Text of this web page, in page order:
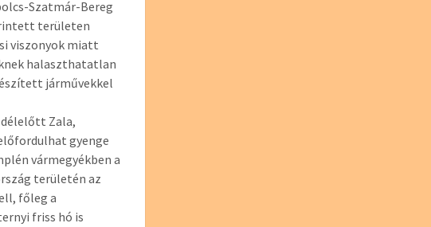
Szatmár-Bereg
területen
viszonyok miatt
halaszthatatlan
járművekkel
Zala,
gyenge
vármegyékben a
területén az
főleg a
friss hó is